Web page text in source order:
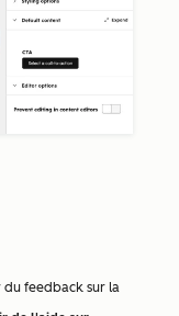
feedback sur la